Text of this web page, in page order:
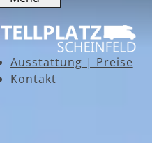
Ausstattung | Preise
Kontakt